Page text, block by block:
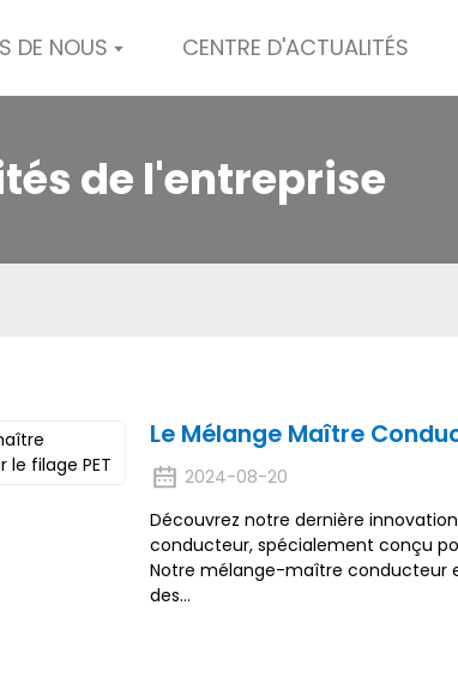
DE NOUS CENTRE D'ACTUALITÉS
de l'entreprise
Le Mélange Maître
2024-08-20
Découvrez notre dernière
conducteur, spécialement conçu
Notre mélange-maître conducteur
des...